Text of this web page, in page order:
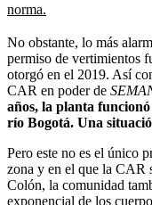
norma.
No obstante, lo más
permiso de vertimientos
otorgó en el 2019. Así
CAR en poder de
años, la planta
río Bogotá. Una
Pero este no es el único
zona y en el que la CAR
Colón, la comunidad
exponencial de los